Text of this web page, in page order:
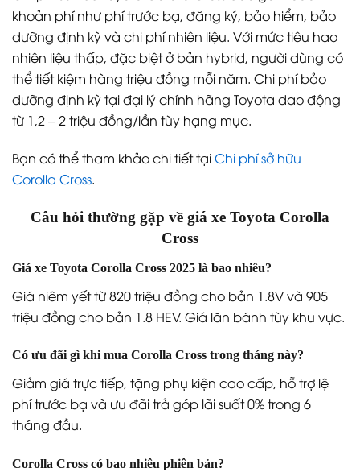
khoản phí như phí trước bạ, đăng ký, bảo hiểm, bảo
dưỡng định kỳ và chi phí nhiên liệu. Với mức tiêu hao
nhiên liệu thấp, đặc biệt ở bản hybrid, người dùng có
thể tiết kiệm hàng triệu đồng mỗi năm. Chi phí bảo
dưỡng định kỳ tại đại lý chính hãng Toyota dao động
từ 1,2 – 2 triệu đồng/lần tùy hạng mục.
Bạn có thể tham khảo chi tiết tạiChi phí sở hữu
Corolla Cross.
Câu hỏi thường gặp về giá xe Toyota Corolla
Cross
Giá xe Toyota Corolla Cross 2025 là bao nhiêu?
Giá niêm yết từ 820 triệu đồng cho bản 1.8V và 905
triệu đồng cho bản 1.8 HEV. Giá lăn bánh tùy khu vực.
Có ưu đãi gì khi mua Corolla Cross trong tháng này?
Giảm giá trực tiếp, tặng phụ kiện cao cấp, hỗ trợ lệ
phí trước bạ và ưu đãi trả góp lãi suất 0% trong 6
tháng đầu.
Corolla Cross có bao nhiêu phiên bản?